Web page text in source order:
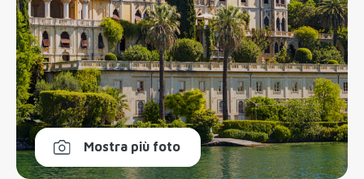
Mostra più foto